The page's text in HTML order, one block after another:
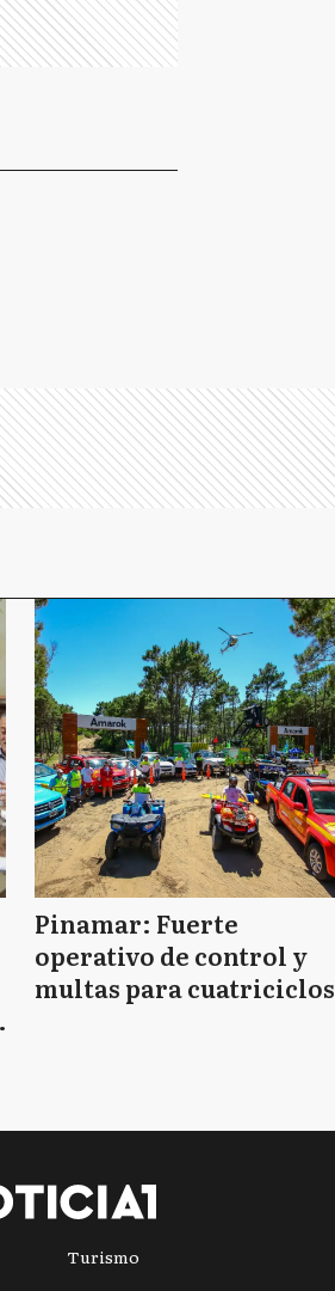
Pinamar: Fuerte
operativo de control y
multas para cuatriciclos
Turismo